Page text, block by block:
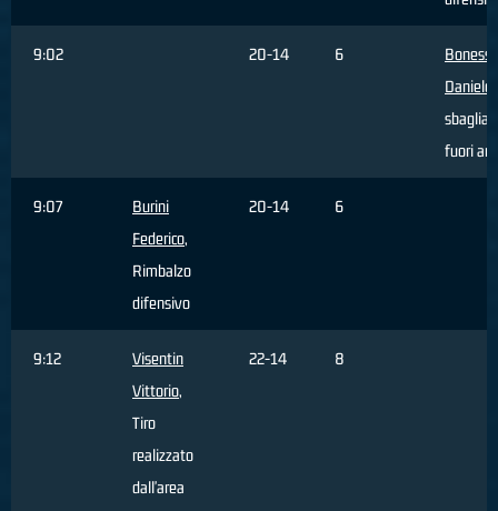
9:02 20-14 6
Daniele
fuori
9:07
Burini
Federico,
Rimbalzo
difensivo
20-14 6
9:12
Visentin
Vittorio,
Tiro
realizzato
dall'area
22-14 8